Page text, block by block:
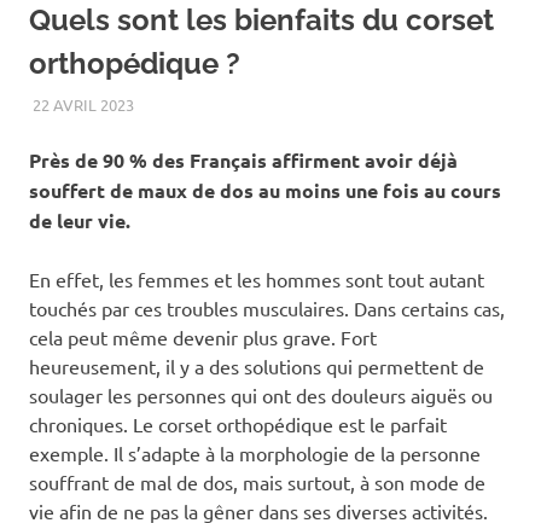
Quels sont les bienfaits du corset
orthopédique ?
22 AVRIL 2023BIEN-ÊTRE
Près de 90 % des Français affirment avoir déjà
souffert de maux de dos au moins une fois au cours
de leur vie.
En effet, les femmes et les hommes sont tout autant
touchés par ces troubles musculaires. Dans certains cas,
cela peut même devenir plus grave. Fort
heureusement, il y a des solutions qui permettent de
soulager les personnes qui ont des douleurs aiguës ou
chroniques. Le corset orthopédique est le parfait
exemple. Il s’adapte à la morphologie de la personne
souffrant de mal de dos, mais surtout, à son mode de
vie afin de ne pas la gêner dans ses diverses activités.